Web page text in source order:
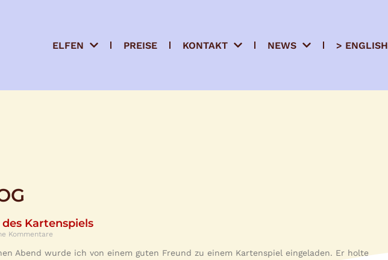
ELFEN PREISE KONTAKT NEWS > ENGLISH
Kartenspiels
Kommentare
Abend wurde ich von einem guten Freund zu einem Kartenspiel eingeladen. Er holte